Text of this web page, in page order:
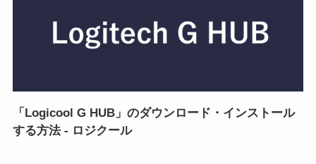
「Logicool G HUB」のダウンロード・インストール
する方法 - ロジクール